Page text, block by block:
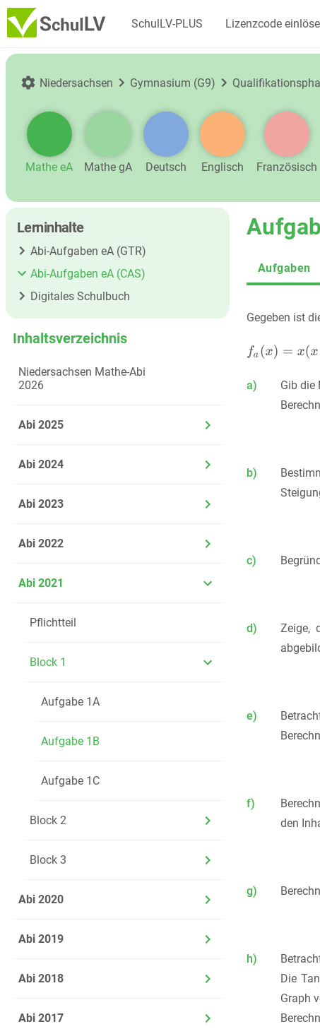
SchulLV-PLUS Lizenzcode
Niedersachsen Gymnasium (G9)
Mathe eA Mathe gA Deutsch Englisch Französisch
Lerninhalte
Abi-Aufgaben eA (GTR)
Abi-Aufgaben eA (CAS)
Digitales Schulbuch
Inhaltsverzeichnis
Niedersachsen Mathe-Abi
2026
Abi 2025
Abi 2024
Abi 2023
Abi 2022
Abi 2021
Pflichtteil
Block 1
Aufgabe 1A
Aufgabe 1B
Aufgabe 1C
Block 2
Block 3
Abi 2020
Abi 2019
Abi 2018
Abi 2017
Aufgaben
Gegeben ist
a) Gib die
b)
c)
d) Zeige,
e)
f)
den
g)
h)
Die
Graph